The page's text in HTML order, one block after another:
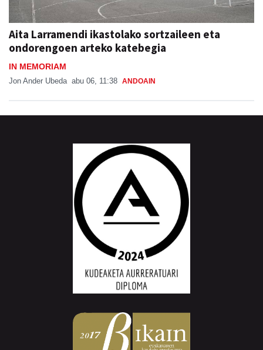
Aita Larramendi ikastolako sortzaileen eta
ondorengoen arteko katebegia
IN MEMORIAM
Jon Ander Ubeda abu 06, 11:38 ANDOAIN